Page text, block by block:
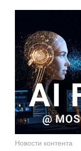
Новости контента